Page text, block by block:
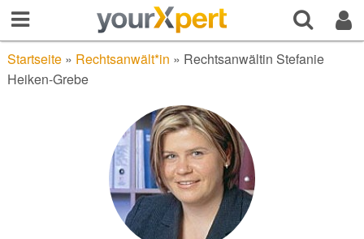
Startseite» Rechtsanwält*in » Rechtsanwältin Stefanie
Heiken-Grebe